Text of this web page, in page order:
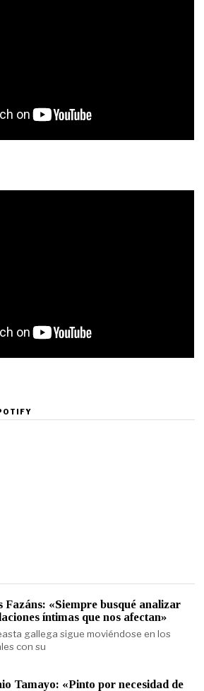
Fazáns: «Siempre busqué analizar
íntimas que nos afectan»
gallega sigue moviéndose en los
con su
Tamayo: «Pinto por necesidad de